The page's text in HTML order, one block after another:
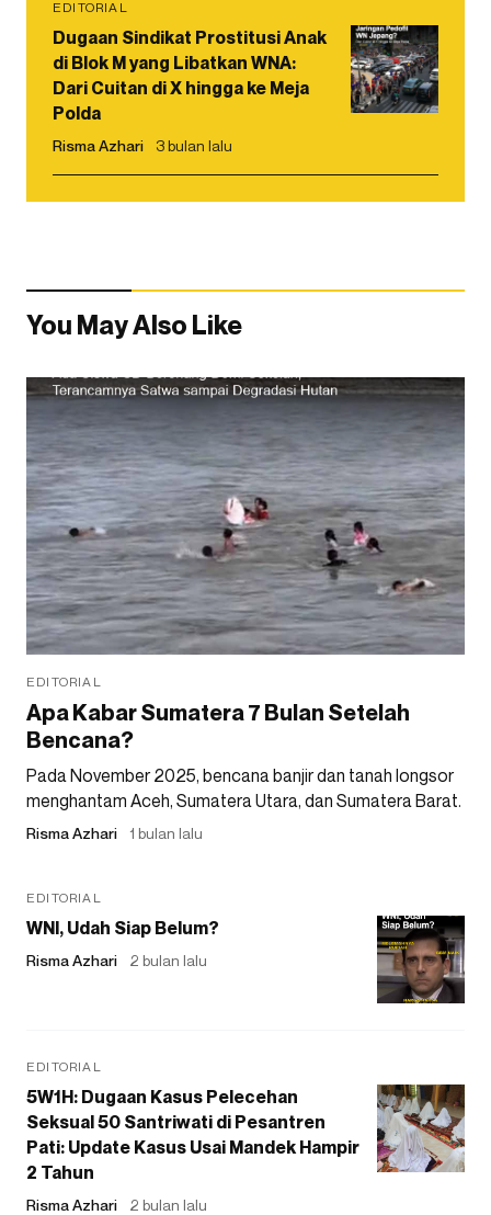
EDITORIAL
Dugaan Sindikat Prostitusi Anak
di Blok M yang Libatkan WNA:
Dari Cuitan di X hingga ke Meja
Polda
Risma Azhari 3 bulan lalu
You May Also Like
EDITORIAL
Apa Kabar Sumatera 7 Bulan Setelah
Bencana?
Pada November 2025, bencana banjir dan tanah longsor
menghantam Aceh, Sumatera Utara, dan Sumatera Barat.
Risma Azhari 1 bulan lalu
EDITORIAL
WNI, Udah Siap Belum?
Risma Azhari 2 bulan lalu
EDITORIAL
5W1H: Dugaan Kasus Pelecehan
Seksual 50 Santriwati di Pesantren
Pati: Update Kasus Usai Mandek Hampir
2 Tahun
Risma Azhari 2 bulan lalu